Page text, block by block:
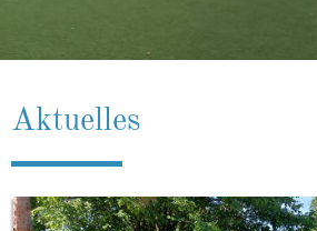
Aktuelles